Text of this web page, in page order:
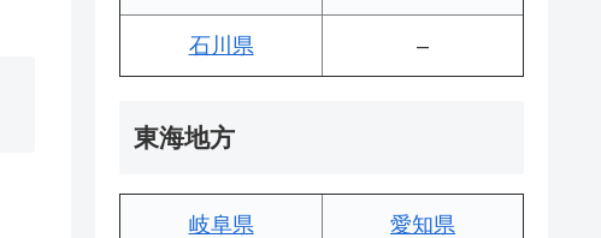
石川県 –
東海地方
岐阜県 愛知県